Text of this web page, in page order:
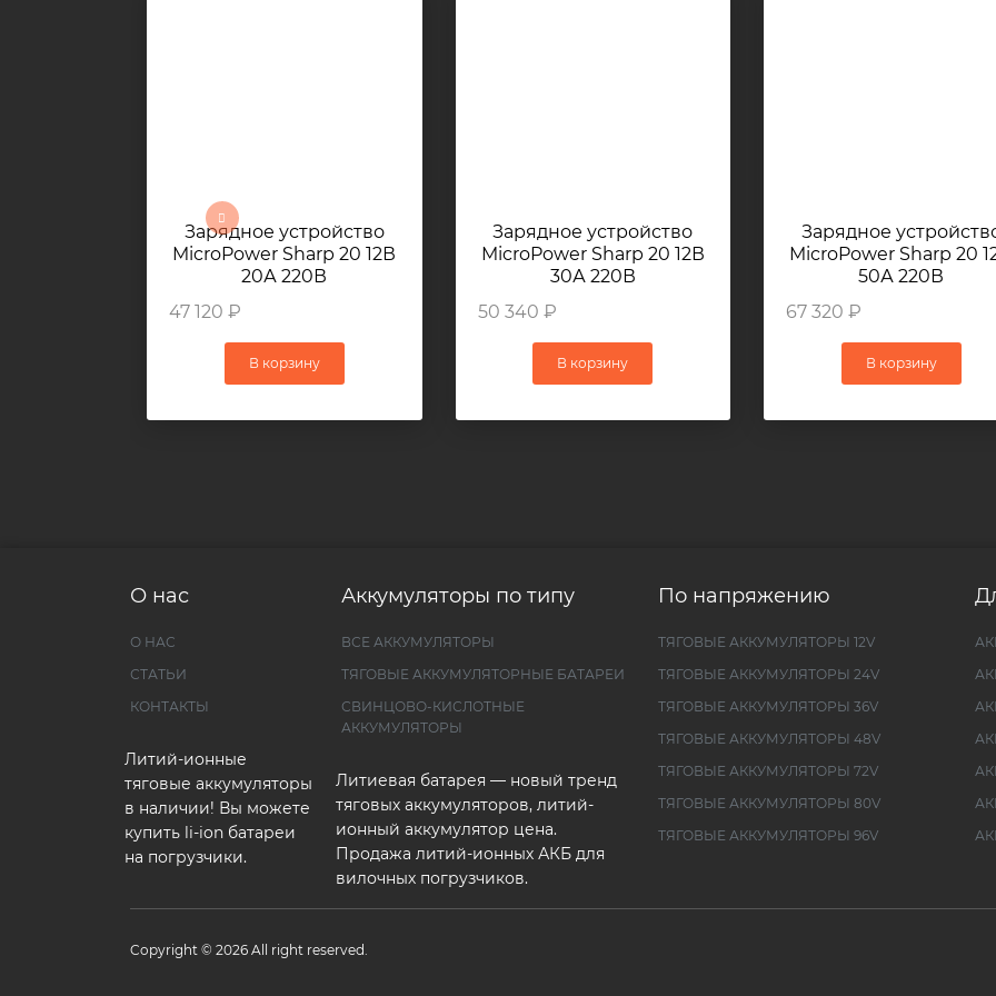
Зарядное устройство
MicroPower Sharp 20 12В
20А 220В
47 120 ₽
В корзину
Зарядное устройство
MicroPower Sharp 20 12В
30А 220В
50 340 ₽
В корзину
Зарядное
MicroPower Sharp 20
50А 220В
67 320 ₽
В корзину
О нас
О НАС
СТАТЬИ
КОНТАКТЫ
Литий-ионные
тяговые аккумуляторы
в наличии! Вы можете
купить li-ion батареи
на погрузчики.
Аккумуляторы по типу
ВСЕ АККУМУЛЯТОРЫ
ТЯГОВЫЕ АККУМУЛЯТОРНЫЕ БАТАРЕИ
СВИНЦОВО-КИСЛОТНЫЕ
АККУМУЛЯТОРЫ
Литиевая батарея — новый тренд
тяговых аккумуляторов, литий-
ионный аккумулятор цена.
Продажа литий-ионных АКБ для
вилочных погрузчиков.
По напряжению
ТЯГОВЫЕ АККУМУЛЯТОРЫ 12V
ТЯГОВЫЕ АККУМУЛЯТОРЫ 24V
ТЯГОВЫЕ АККУМУЛЯТОРЫ 36V
ТЯГОВЫЕ АККУМУЛЯТОРЫ 48V
ТЯГОВЫЕ АККУМУЛЯТОРЫ 72V
ТЯГОВЫЕ АККУМУЛЯТОРЫ 80V
ТЯГОВЫЕ АККУМУЛЯТОРЫ 96V
Copyright © 2026 All right reserved.